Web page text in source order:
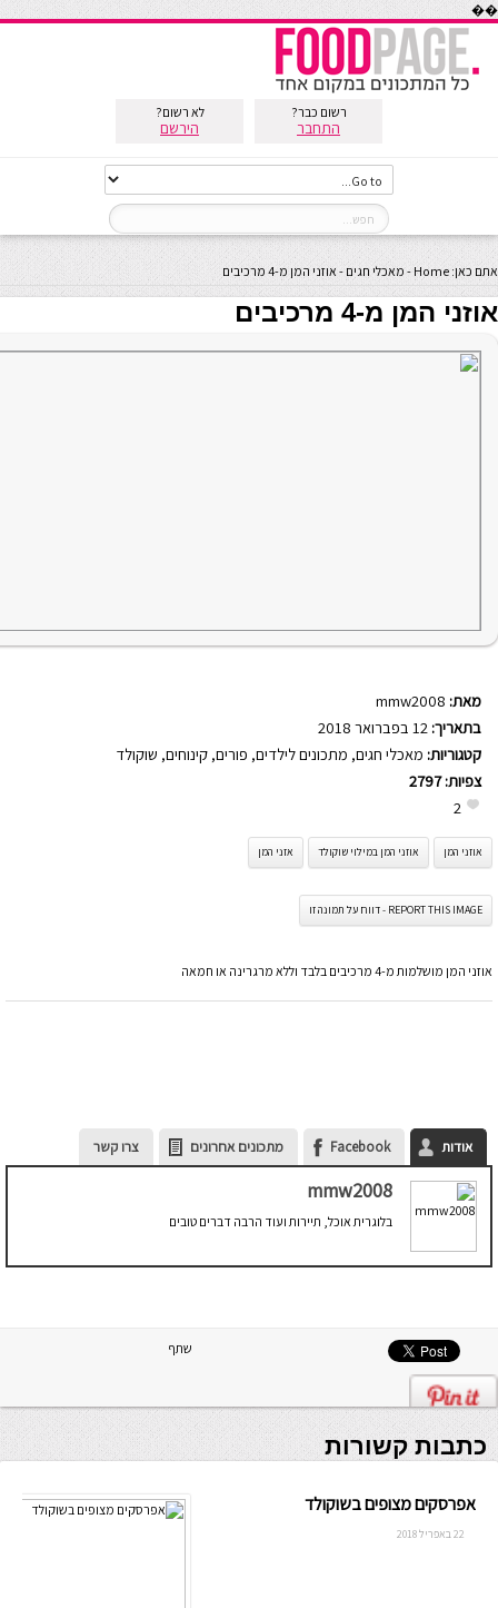
��
רשום כבר?
התחבר
לא רשום?
הירשם
אתם כאן: Home
- מאכלי חגים - אוזני המן מ-4 מרכיבים
אוזני המן מ-4 מרכיבים
מאת: mmw2008
בתאריך:
קטגוריות: מאכלי חגים, מתכונים לילדים, פורים, קינוחים, שוקולד
צפיות:2797
2
אוזני המן אוזני המן במילוי שוקולד אזני המן
REPORT THIS IMAGE - דווח על תמונה זו
אוזני המן מושלמות מ-4 מרכיבים בלבד וללא מרגרינה או חמאה
אודות Facebook מתכונים אחרונים צרו קשר
mmw2008
בלוגרית אוכל, תיירות ועוד הרבה דברים טובים
שתף
כתבות קשורות
אפרסקים מצופים בשוקולד
22 באפריל 2018